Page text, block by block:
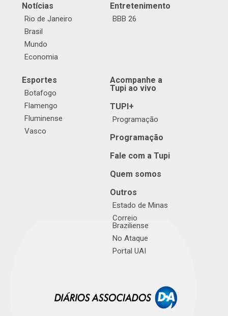
Notícias
Rio de Janeiro
Brasil
Mundo
Economia
Entretenimento
BBB 26
Esportes
Botafogo
Flamengo
Fluminense
Vasco
Acompanhe a
Tupi ao vivo
TUPI+
Programação
Programação
Fale com a Tupi
Quem somos
Outros
Estado de Minas
Correio
Braziliense
No Ataque
Portal UAI